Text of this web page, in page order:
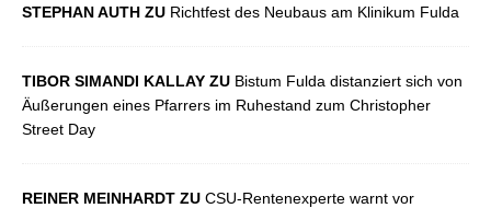
STEPHAN AUTH ZU Richtfest des Neubaus am Klinikum Fulda
TIBOR SIMANDI KALLAY ZU Bistum Fulda distanziert sich von
Äußerungen eines Pfarrers im Ruhestand zum Christopher
Street Day
REINER MEINHARDT ZU CSU-Rentenexperte warnt vor